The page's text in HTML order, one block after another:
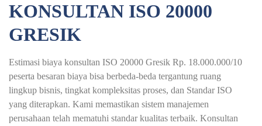
KONSULTAN ISO 20000
GRESIK
Estimasi biaya konsultan ISO 20000 Gresik Rp. 18.000.000/10
peserta besaran biaya bisa berbeda-beda tergantung ruang
lingkup bisnis, tingkat kompleksitas proses, dan Standar ISO
yang diterapkan. Kami memastikan sistem manajemen
perusahaan telah mematuhi standar kualitas terbaik. Konsultan